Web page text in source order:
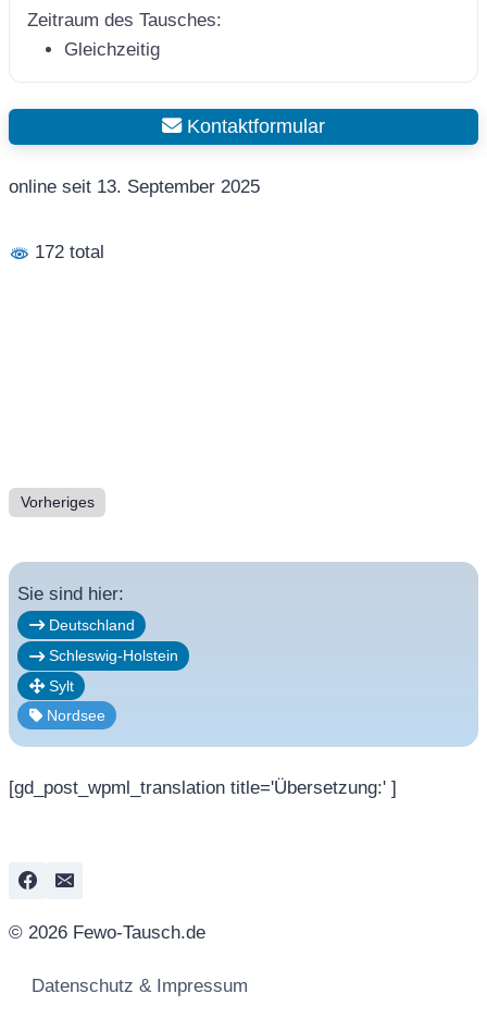
Zeitraum des Tausches:
Gleichzeitig
Kontaktformular
online seit 13. September 2025
172 total
Vorheriges
Sie sind hier:
Deutschland
Schleswig-Holstein
Sylt
Nordsee
[gd_post_wpml_translation title='Übersetzung:' ]
© 2026 Fewo-Tausch.de
Datenschutz & Impressum